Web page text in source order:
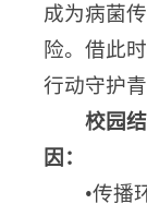
成为病菌
险。借此
行动守护青
校园
因：
•传播